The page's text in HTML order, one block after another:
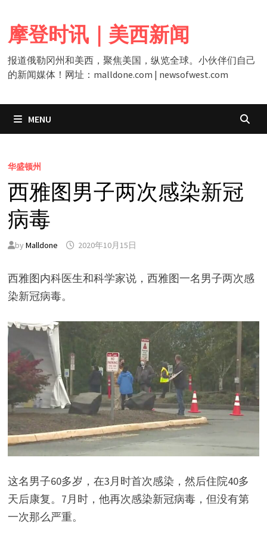
content
摩登时讯｜美西新闻
报道俄勒冈州和美西，聚焦美国，纵览全球。小伙伴们自己
的新闻媒体！网址：malldone.com | newsofwest.com
MENU
华盛顿州
西雅图男子两次感染新冠
病毒
by Malldone 2020年10月15日
西雅图内科医生和科学家说，西雅图一名男子两次感
染新冠病毒。
这名男子60多岁，在3月时首次感染，然后住院40多
天后康复。7月时，他再次感染新冠病毒，但没有第
一次那么严重。